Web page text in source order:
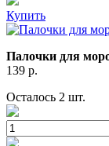
Купить
Палочки для
139 р.
Осталось 2 шт.